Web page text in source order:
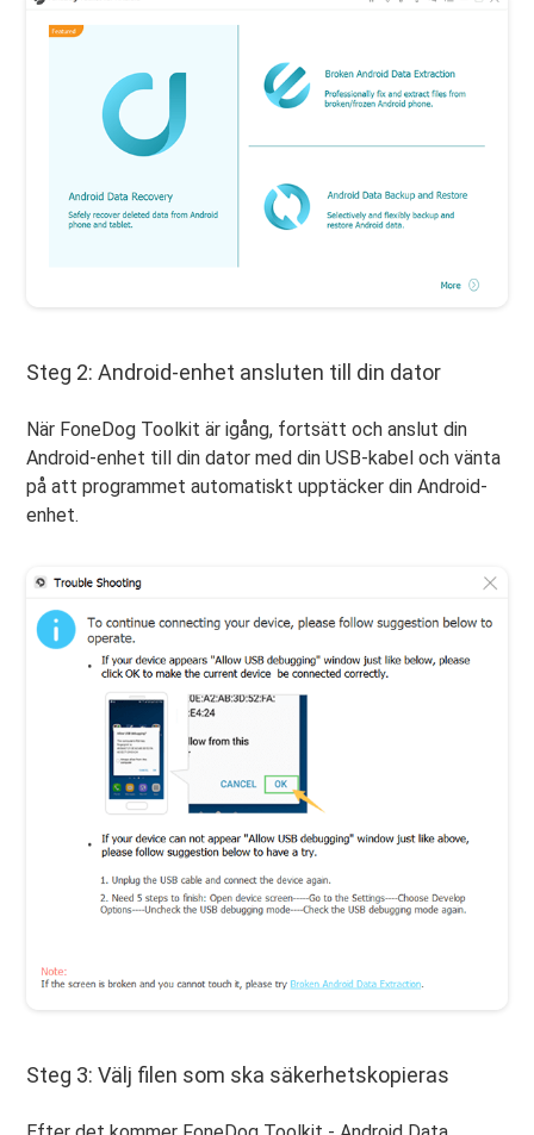
Steg 2: Android-enhet ansluten till din dator
När FoneDog Toolkit är igång, fortsätt och anslut din
Android-enhet till din dator med din USB-kabel och vänta
på att programmet automatiskt upptäcker din Android-
enhet.
Steg 3: Välj filen som ska säkerhetskopieras